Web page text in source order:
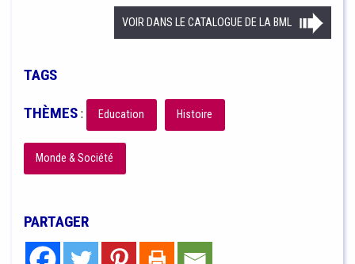
VOIR DANS LE CATALOGUE DE LA BML
TAGS
THÈMES: Education Histoire
Monde & Société
PARTAGER